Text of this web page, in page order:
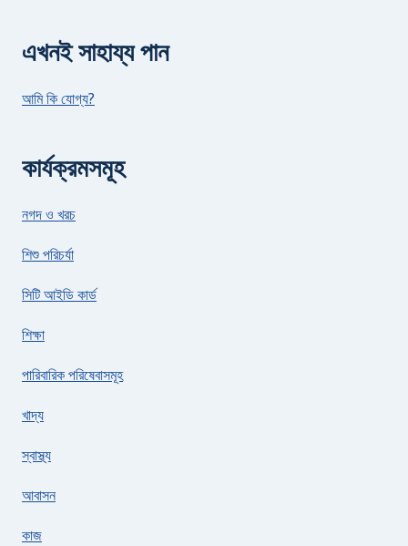
এখনই সাহায্য পান
আমি কি যোগ্য?
কার্যক্রমসমূহ
নগদ ও খরচ
শিশু পরিচর্যা
সিটি আইডি কার্ড
শিক্ষা
পারিবারিক পরিষেবাসমূহ
খাদ্য
স্বাস্থ্য
আবাসন
কাজ